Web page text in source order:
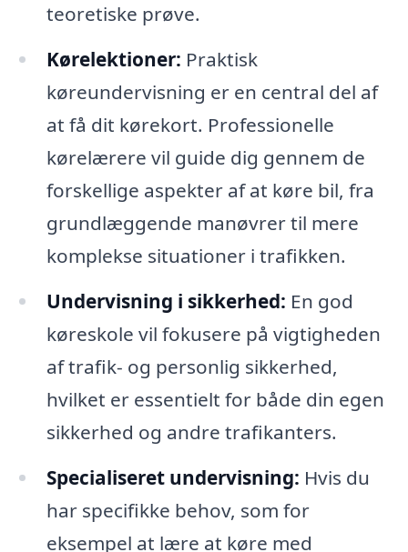
teoretiske prøve.
Kørelektioner: Praktisk
køreundervisning er en central del af
at få dit kørekort. Professionelle
kørelærere vil guide dig gennem de
forskellige aspekter af at køre bil, fra
grundlæggende manøvrer til mere
komplekse situationer i trafikken.
Undervisning i sikkerhed: En god
køreskole vil fokusere på vigtigheden
af trafik- og personlig sikkerhed,
hvilket er essentielt for både din egen
sikkerhed og andre trafikanters.
Specialiseret undervisning: Hvis du
har specifikke behov, som for
eksempel at lære at køre med